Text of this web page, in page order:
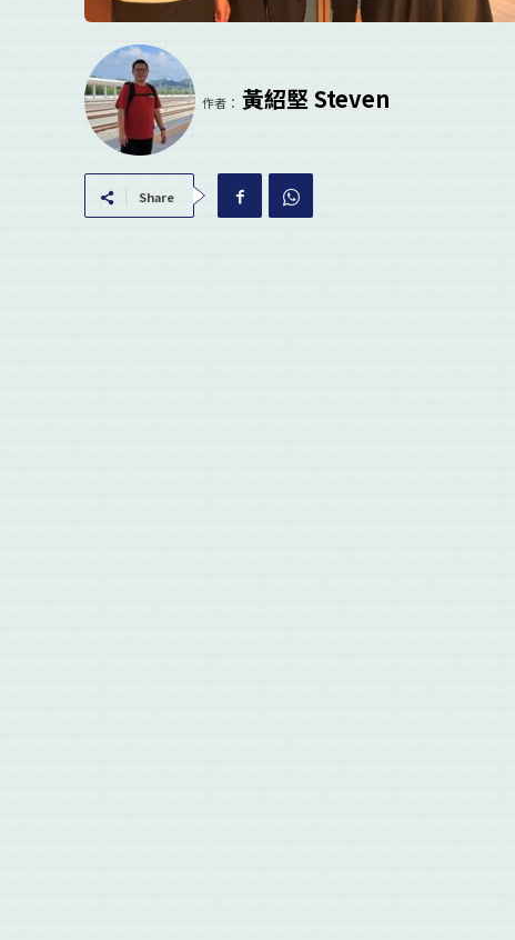
作者： 黃紹堅 Steven
Share